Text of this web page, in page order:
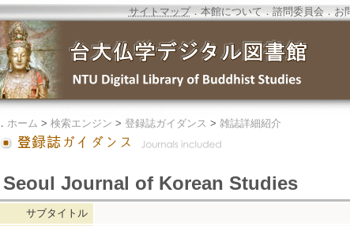
サイトマップ．本館について．諮問委員会．お
． ホーム > 検索エンジン > 登録誌ガイダンス > 雑誌詳細紹介
Seoul Journal of Korean Studies
サブタイトル